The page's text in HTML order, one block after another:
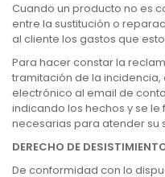
Cuando un producto no es
entre la sustitución o
al cliente los gastos que
Para hacer constar la
tramitación de la
electrónico al email de
indicando los hechos y se
necesarias para atender su
DERECHO DE
De conformidad con lo